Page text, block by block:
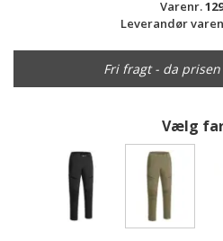
Varenr.
Leverandør
Fri fragt - da
Vælg